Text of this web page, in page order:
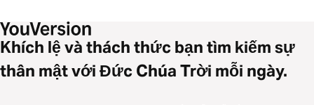
Khích lệ và thách thức bạn tìm kiếm sự
thân mật với Đức Chúa Trời mỗi ngày.